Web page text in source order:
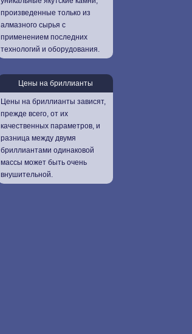
произведенные только из
алмазного сырья с
применением последних
технологий и оборудования.
Цены на бриллианты
Цены на бриллианты зависят,
прежде всего, от их
качественных параметров, и
разница между двумя
бриллиантами одинаковой
массы может быть очень
внушительной.